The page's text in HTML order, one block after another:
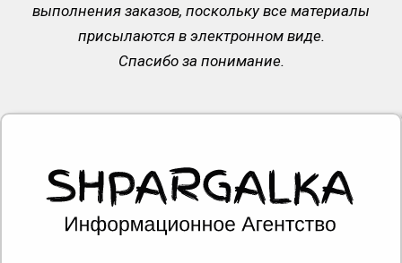
выполнения заказов, поскольку все материалы
присылаются в электронном виде.
Спасибо за понимание.